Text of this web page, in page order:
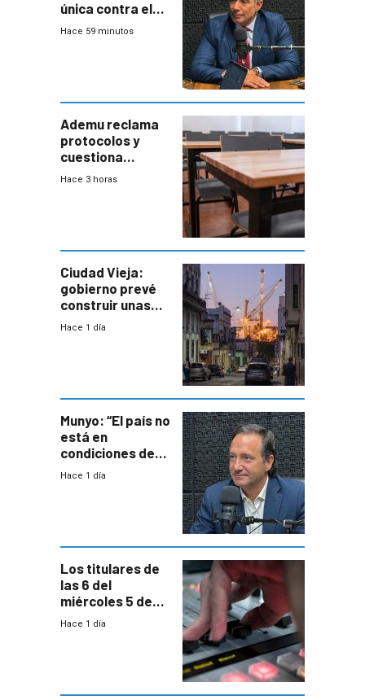
única contra el
narcotráfico y
Hace 59 minutos
Ademu reclama
protocolos y
cuestiona
demora de
Hace 3 horas
Ciudad Vieja:
gobierno prevé
construir unas
mil viviendas en
Hace 1 día
Munyo: “El país no
está en
condiciones de
enfrentar una
Hace 1 día
Los titulares de
las 6 del
miércoles 5 de
agosto de 2026
Hace 1 día